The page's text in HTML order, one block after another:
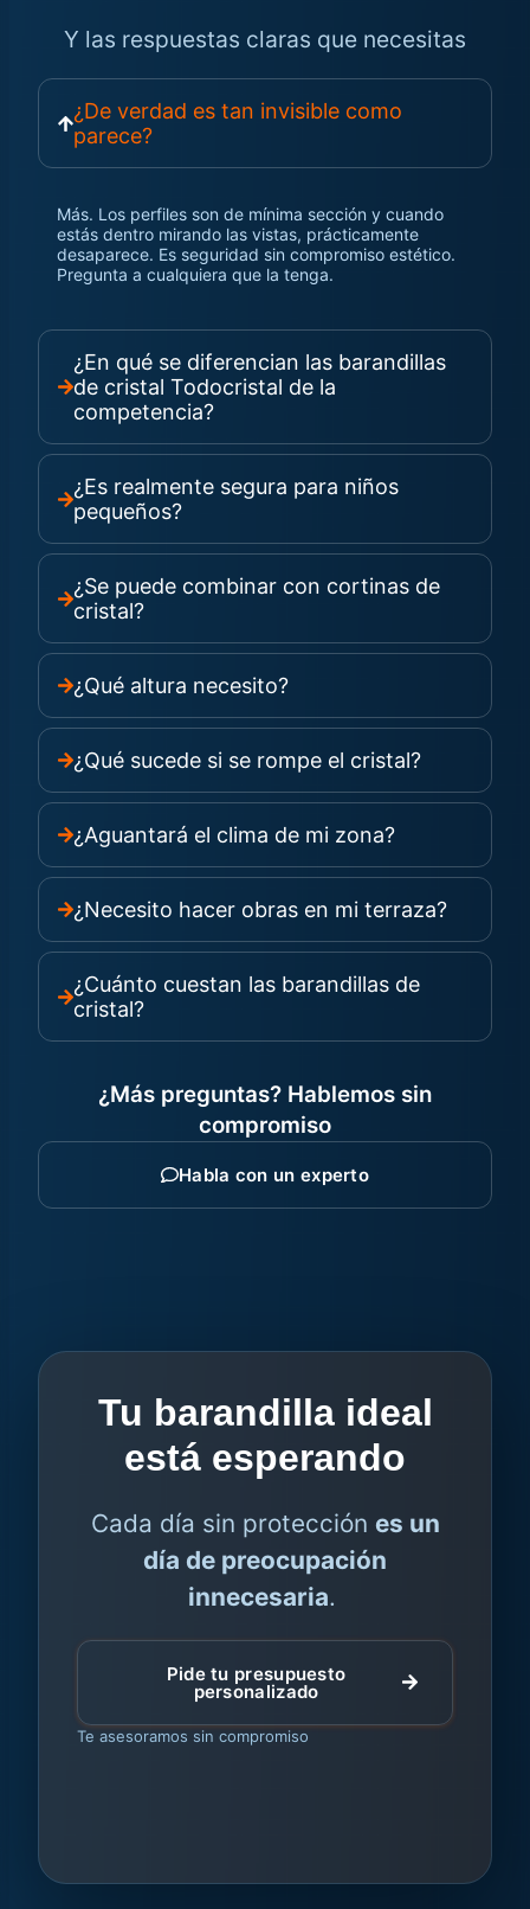
Y las respuestas claras que necesitas
¿De verdad es tan invisible como
parece?
Más. Los perfiles son de mínima sección y cuando
estás dentro mirando las vistas, prácticamente
desaparece. Es seguridad sin compromiso estético.
Pregunta a cualquiera que la tenga.
¿En qué se diferencian las barandillas
de cristal Todocristal de la
competencia?
¿Es realmente segura para niños
pequeños?
¿Se puede combinar con cortinas de
cristal?
¿Qué altura necesito?
¿Qué sucede si se rompe el cristal?
¿Aguantará el clima de mi zona?
¿Necesito hacer obras en mi terraza?
¿Cuánto cuestan las barandillas de
cristal?
¿Más preguntas? Hablemos sin
compromiso
Habla con un experto
Tu barandilla ideal
está esperando
Cada día sin protección es un
día de preocupación
innecesaria.
Pide tu presupuesto
personalizado
Te asesoramos sin compromiso